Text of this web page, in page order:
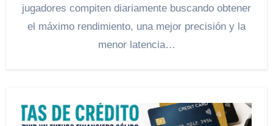
jugadores compiten diariamente buscando obtener
el máximo rendimiento, una mejor precisión y la
menor latencia…